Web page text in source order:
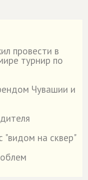
провести в
турнир по
Чувашии и
"видом на сквер"